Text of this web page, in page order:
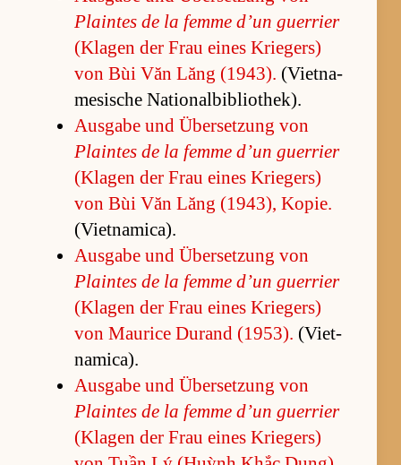
Plain­tes de la femme d’un guer­rier
(Kla­gen der Frau ei­nes Krie­gers)
von Bùi Văn Lăng (1943). (Vi­et­na­
me­si­sche Na­ti­o­nal­bi­blio­thek).
Aus­gabe und Über­set­zung von
Plain­tes de la femme d’un guer­rier
(Kla­gen der Frau ei­nes Krie­gers)
von Bùi Văn Lăng (1943), Ko­pie.
(Vi­et­na­mi­ca).
Aus­gabe und Über­set­zung von
Plain­tes de la femme d’un guer­rier
(Kla­gen der Frau ei­nes Krie­gers)
von Mau­rice Du­rand (1953). (Vi­et­
na­mi­ca).
Aus­gabe und Über­set­zung von
Plain­tes de la femme d’un guer­rier
(Kla­gen der Frau ei­nes Krie­gers)